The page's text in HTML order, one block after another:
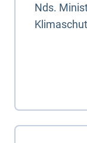
Nds.